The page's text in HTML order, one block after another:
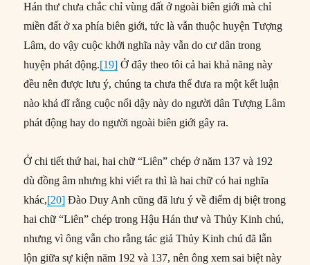
Hán thư chưa chắc chỉ vùng đất ở ngoài biên giới mà chỉ
miền đất ở xa phía biên giới, tức là vẫn thuộc huyện Tượng
Lâm, do vậy cuộc khởi nghĩa này vẫn do cư dân trong
huyện phát động.[19] Ở đây theo tôi cả hai khả năng này
đều nên được lưu ý, chúng ta chưa thể đưa ra một kết luận
nào khả dĩ rằng cuộc nổi dậy này do người dân Tượng Lâm
phát động hay do người ngoài biên giới gây ra.
Ở chi tiết thứ hai, hai chữ “Liên” chép ở năm 137 và 192
dù đồng âm nhưng khi viết ra thì là hai chữ có hai nghĩa
khác,[20] Đào Duy Anh cũng đã lưu ý về điểm dị biệt trong
hai chữ “Liên” chép trong Hậu Hán thư và Thủy Kinh chú,
nhưng vì ông vẫn cho rằng tác giả Thủy Kinh chú đã lẫn
lộn giữa sự kiện năm 192 và 137, nên ông xem sai biệt này